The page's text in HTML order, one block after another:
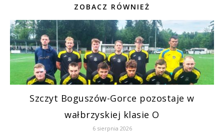
ZOBACZ RÓWNIEŻ
Szczyt Boguszów-Gorce pozostaje w
wałbrzyskiej klasie O
6 sierpnia 2026